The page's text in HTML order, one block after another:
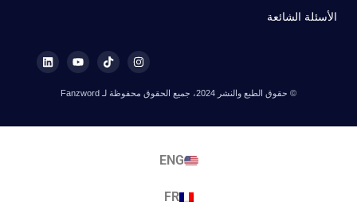
الأسئلة الشائعة
© حقوق الطبع والنشر 2024، جميع الحقوق محفوظة لـ Fanzword
ENG
FR